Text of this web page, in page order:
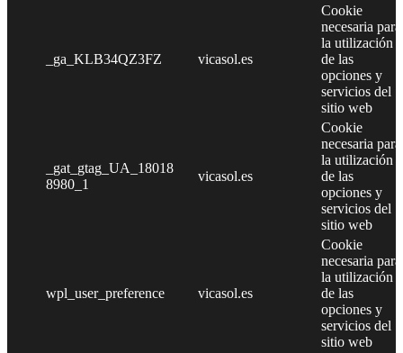
_ga_KLB34QZ3FZ vicasol.es
Cookie
necesaria para
la utilización
de las
opciones y
servicios del
sitio web
_gat_gtag_UA_18018
8980_1
vicasol.es
Cookie
necesaria para
la utilización
de las
opciones y
servicios del
sitio web
wpl_user_preference vicasol.es
Cookie
necesaria para
la utilización
de las
opciones y
servicios del
sitio web